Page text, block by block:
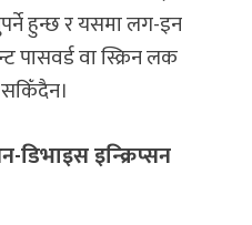
हुन्छ र यसमा लग-इन
पासवर्ड वा स्क्रिन लक
डिभाइस इन्क्रिप्सन